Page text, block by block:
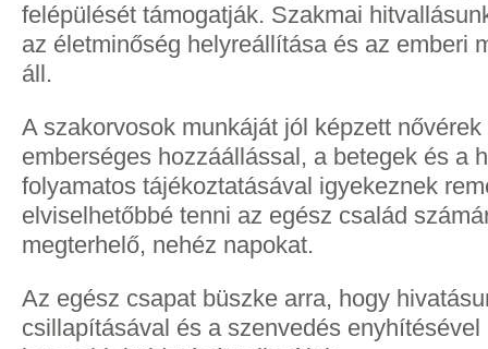
felépülését támogatják. Szakmai
az életminőség helyreállítása és az emberi
áll.
A szakorvosok munkáját jól képzett
emberséges hozzáállással, a betegek és a
folyamatos tájékoztatásával igyekeznek
elviselhetőbbé tenni az egész család
megterhelő, nehéz napokat.
Az egész csapat büszke arra, hogy
csillapításával és a szenvedés enyhítésével